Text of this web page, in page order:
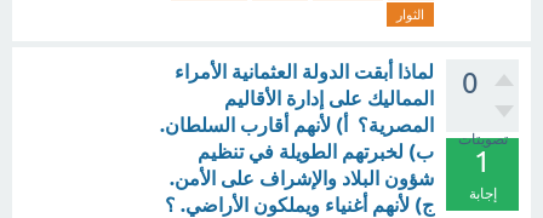
الثوار
0
تصويتات
1
إجابة
لماذا أبقت الدولة العثمانية الأمراء
المماليك على إدارة الأقاليم
المصرية؟ أ) لأنهم أقارب السلطان.
ب) لخبرتهم الطويلة في تنظيم
شؤون البلاد والإشراف على الأمن.
ج) لأنهم أغنياء ويملكون الأراضي. ؟